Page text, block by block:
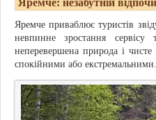
Яремче: незабутній
Яремче приваблює туристів
невпинне зростання
неперевершена природа і
спокійними або екстремальними.